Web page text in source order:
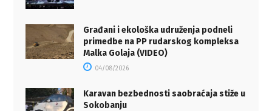
Građani i ekološka udruženja podneli
primedbe na PP rudarskog kompleksa
Malka Golaja (VIDEO)
04/08/2026
Karavan bezbednosti saobraćaja stiže u
Sokobanju